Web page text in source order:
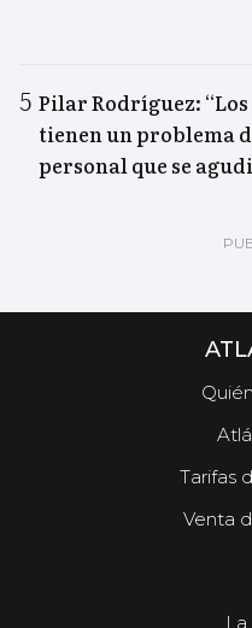
Pilar Rodríguez:
tienen un problema
personal que se
Tarifas
Venta